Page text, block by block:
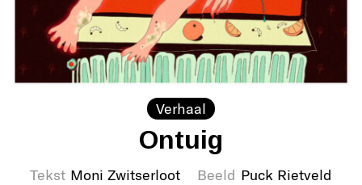
Verhaal
Ontuig
Tekst Moni Zwitserloot Beeld Puck Rietveld